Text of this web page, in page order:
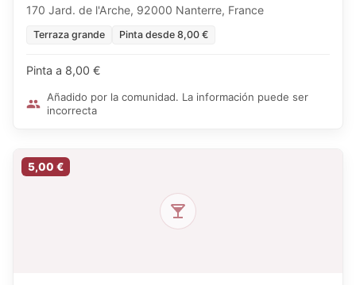
170 Jard. de l'Arche, 92000 Nanterre, France
Terraza grande Pinta desde 8,00 €
Pinta a 8,00 €
Añadido por la comunidad. La información puede ser
incorrecta
5,00 €